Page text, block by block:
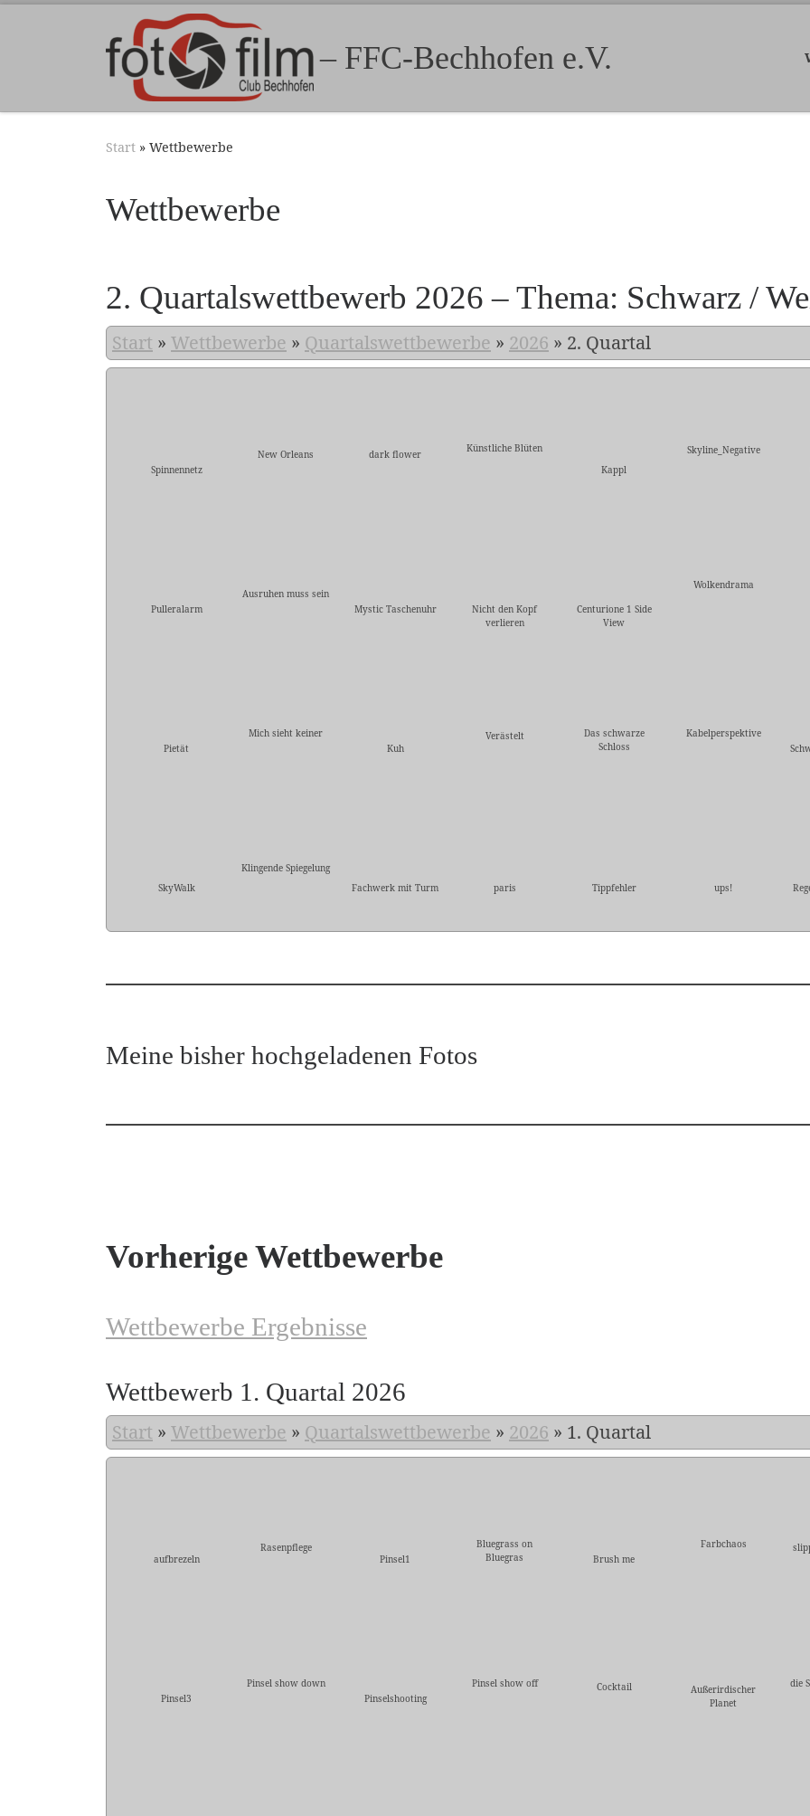
Zum Inhalt springen
– FFC-Bechhofen e.V.
Start » Wettbewerbe
Wettbewerbe
2. Quartalswettbewerb 2026 – Thema: Schwarz /
Start » Wettbewerbe » Quartalswettbewerbe » 2026 » 2. Quartal
Spinnennetz
New Orleans dark flower
Künstliche Blüten
Kappl
Skyline_Negative
Pulleralarm
Ausruhen muss sein
Mystic Taschenuhr
Nicht den Kopf
verlieren
Centurione 1 Side
View
Wolkendrama
Pietät
Mich sieht keiner
Kuh
Verästelt
Das schwarze
Schloss
Kabelperspektive
SkyWalk
Klingende Spiegelung
Fachwerk mit Turm
paris Tippfehler ups!
Meine bisher hochgeladenen Fotos
Vorherige Wettbewerbe
Wettbewerbe Ergebnisse
Wettbewerb 1. Quartal 2026
Start » Wettbewerbe » Quartalswettbewerbe » 2026 » 1. Quartal
aufbrezeln
Rasenpflege
Pinsel1
Bluegrass on
Bluegras
Brush me
Farbchaos
Pinsel3
Pinsel show down
Pinselshooting
Pinsel show off Cocktail
Außerirdischer
Planet
die